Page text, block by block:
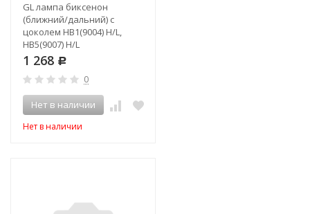
GL лампа биксенон
(ближний/дальний) с
цоколем HB1(9004) H/L,
HB5(9007) H/L
1 268 Р
0
Нет в наличии
Нет в наличии